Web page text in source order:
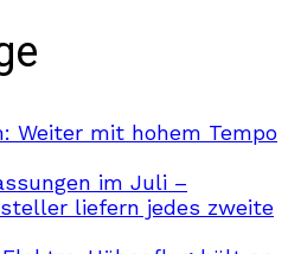
Weiter mit hohem Tempo
im Juli –
liefern jedes zweite